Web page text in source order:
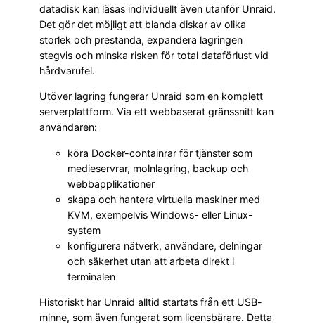
datadisk kan läsas individuellt även utanför Unraid.
Det gör det möjligt att blanda diskar av olika
storlek och prestanda, expandera lagringen
stegvis och minska risken för total dataförlust vid
hårdvarufel.
Utöver lagring fungerar Unraid som en komplett
serverplattform. Via ett webbaserat gränssnitt kan
användaren:
köra Docker-containrar för tjänster som
medieservrar, molnlagring, backup och
webbapplikationer
skapa och hantera virtuella maskiner med
KVM, exempelvis Windows- eller Linux-
system
konfigurera nätverk, användare, delningar
och säkerhet utan att arbeta direkt i
terminalen
Historiskt har Unraid alltid startats från ett USB-
minne, som även fungerat som licensbärare. Detta